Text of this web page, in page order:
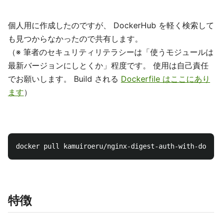
個人用に作成したのですが、 DockerHub を軽く検索して
も見つからなかったので共有します。
（※ 筆者のセキュリティリテラシーは「使うモジュールは
最新バージョンにしとくか」程度です。 使用は自己責任
でお願いします。 Build される Dockerfile はここにあり
ます）
特徴